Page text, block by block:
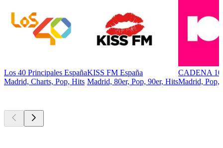
Los 40 Principales España
Madrid, Charts, Pop, Hits
KISS FM España
Madrid, 80er, Pop, 90er, Hits
CADENA
Madrid, Pop,